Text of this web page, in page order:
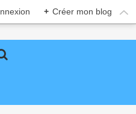
+ Créer mon blog